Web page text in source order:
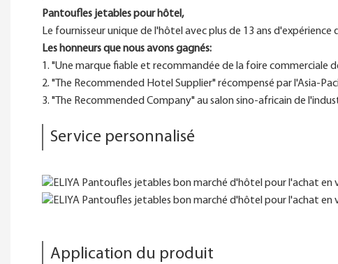
Pantoufles jetables pour hôtel,
Le fournisseur unique de l'hôtel avec plus de 13 ans d'expérience
Les honneurs que nous avons gagnés:
1. "Une marque fiable et recommandée de la foire commerciale
2. "The Recommended Hotel Supplier" récompensé par l'Asia-
3. "The Recommended Company" au salon sino-africain de
Service personnalisé
Application du produit